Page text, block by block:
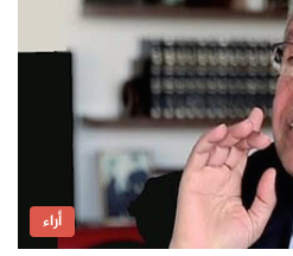
أراء